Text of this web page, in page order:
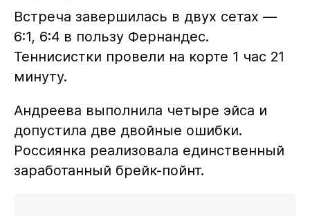
Встреча завершилась в двух сетах —
6:1, 6:4 в пользу Фернандес.
Теннисистки провели на корте 1 час 21
минуту.
Андреева выполнила четыре эйса и
допустила две двойные ошибки.
Россиянка реализовала единственный
заработанный брейк-пойнт.